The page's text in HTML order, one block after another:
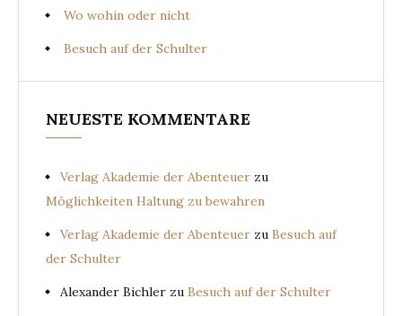
Wo wohin oder nicht
Besuch auf der Schulter
NEUESTE KOMMENTARE
Verlag Akademie der Abenteuer zu
Möglichkeiten Haltung zu bewahren
Verlag Akademie der Abenteuer zu Besuch auf
der Schulter
Alexander Bichler zu Besuch auf der Schulter